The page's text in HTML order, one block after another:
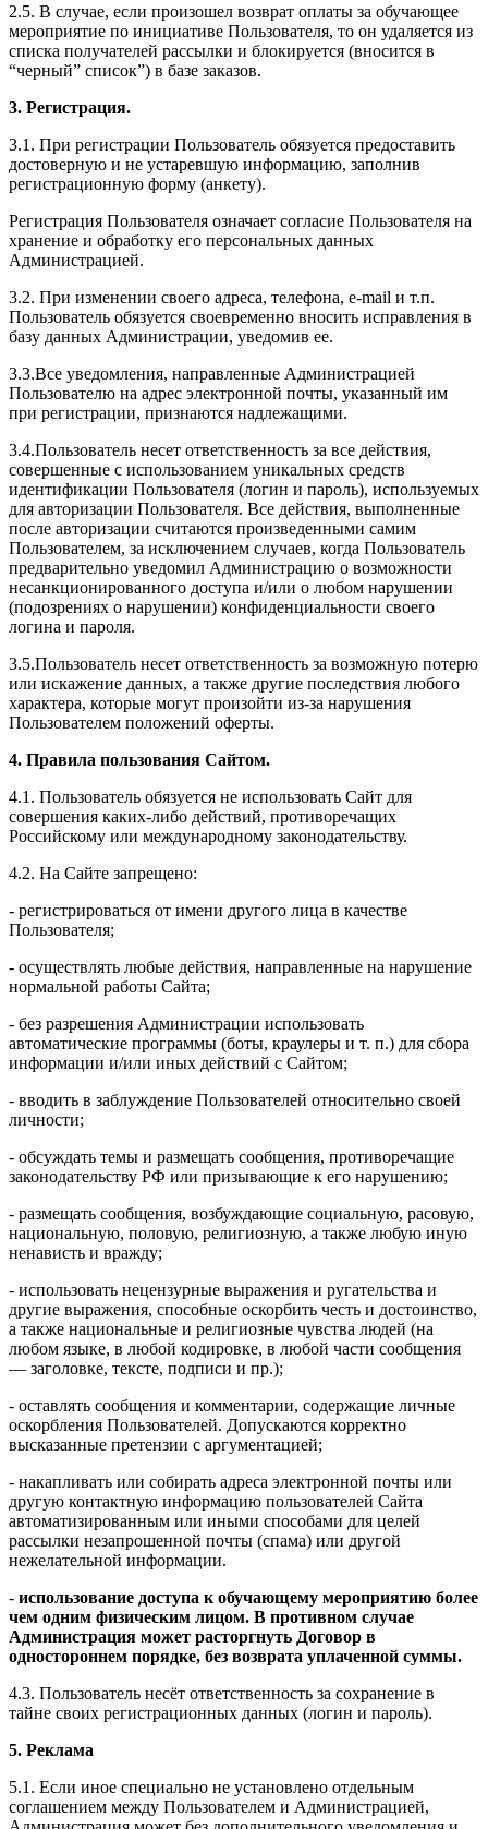
2.5. В случае, если произошел возврат оплаты за обучающее
мероприятие по инициативе Пользователя, то он удаляется из
списка получателей рассылки и блокируется (вносится в
“черный” список”) в базе заказов.
3. Регистрация.
3.1. При регистрации Пользователь обязуется предоставить
достоверную и не устаревшую информацию, заполнив
регистрационную форму (анкету).
Регистрация Пользователя означает согласие Пользователя на
хранение и обработку его персональных данных
Администрацией.
3.2. При изменении своего адреса, телефона, e-mail и т.п.
Пользователь обязуется своевременно вносить исправления в
базу данных Администрации, уведомив ее.
3.3.Все уведомления, направленные Администрацией
Пользователю на адрес электронной почты, указанный им
при регистрации, признаются надлежащими.
3.4.Пользователь несет ответственность за все действия,
совершенные с использованием уникальных средств
идентификации Пользователя (логин и пароль), используемых
для авторизации Пользователя. Все действия, выполненные
после авторизации считаются произведенными самим
Пользователем, за исключением случаев, когда Пользователь
предварительно уведомил Администрацию о возможности
несанкционированного доступа и/или о любом нарушении
(подозрениях о нарушении) конфиденциальности своего
логина и пароля.
3.5.Пользователь несет ответственность за возможную потерю
или искажение данных, а также другие последствия любого
характера, которые могут произойти из-за нарушения
Пользователем положений оферты.
4. Правила пользования Сайтом.
4.1. Пользователь обязуется не использовать Сайт для
совершения каких-либо действий, противоречащих
Российскому или международному законодательству.
4.2. На Сайте запрещено:
- регистрироваться от имени другого лица в качестве
Пользователя;
- осуществлять любые действия, направленные на нарушение
нормальной работы Сайта;
- без разрешения Администрации использовать
автоматические программы (боты, краулеры и т. п.) для сбора
информации и/или иных действий с Сайтом;
- вводить в заблуждение Пользователей относительно своей
личности;
- обсуждать темы и размещать сообщения, противоречащие
законодательству РФ или призывающие к его нарушению;
- размещать сообщения, возбуждающие социальную, расовую,
национальную, половую, религиозную, а также любую иную
ненависть и вражду;
- использовать нецензурные выражения и ругательства и
другие выражения, способные оскорбить честь и достоинство,
а также национальные и религиозные чувства людей (на
любом языке, в любой кодировке, в любой части сообщения
— заголовке, тексте, подписи и пр.);
- оставлять сообщения и комментарии, содержащие личные
оскорбления Пользователей. Допускаются корректно
высказанные претензии с аргументацией;
- накапливать или собирать адреса электронной почты или
другую контактную информацию пользователей Сайта
автоматизированным или иными способами для целей
рассылки незапрошенной почты (спама) или другой
нежелательной информации.
- использование доступа к обучающему мероприятию более
чем одним физическим лицом. В противном случае
Администрация может расторгнуть Договор в
одностороннем порядке, без возврата уплаченной суммы.
4.3. Пользователь несёт ответственность за сохранение в
тайне своих регистрационных данных (логин и пароль).
5. Реклама
5.1. Если иное специально не установлено отдельным
соглашением между Пользователем и Администрацией,